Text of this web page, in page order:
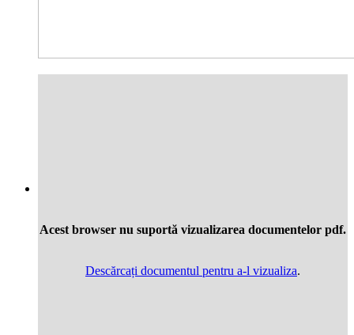
Acest browser nu suportă vizualizarea documentelor pdf.
Descărcați documentul pentru a-l vizualiza.